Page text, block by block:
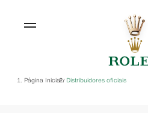
Página Inicial/ Distribuidores oficiais